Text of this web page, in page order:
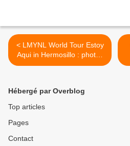
< LMYNL World Tour Estoy
Aqui in Hermosillo : photos
+ résumé !
Hébergé par Overblog
Top articles
Pages
Contact